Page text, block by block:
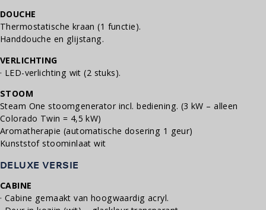
DOUCHE
Thermostatische kraan (1 functie).
Handdouche en glijstang.
VERLICHTING
· LED-verlichting wit (2 stuks).
STOOM
Steam One stoomgenerator incl. bediening. (3 kW – alleen
Colorado Twin = 4,5 kW)
Aromatherapie (automatische dosering 1 geur)
Kunststof stoominlaat wit
DELUXE VERSIE
CABINE
· Cabine gemaakt van hoogwaardig acryl.